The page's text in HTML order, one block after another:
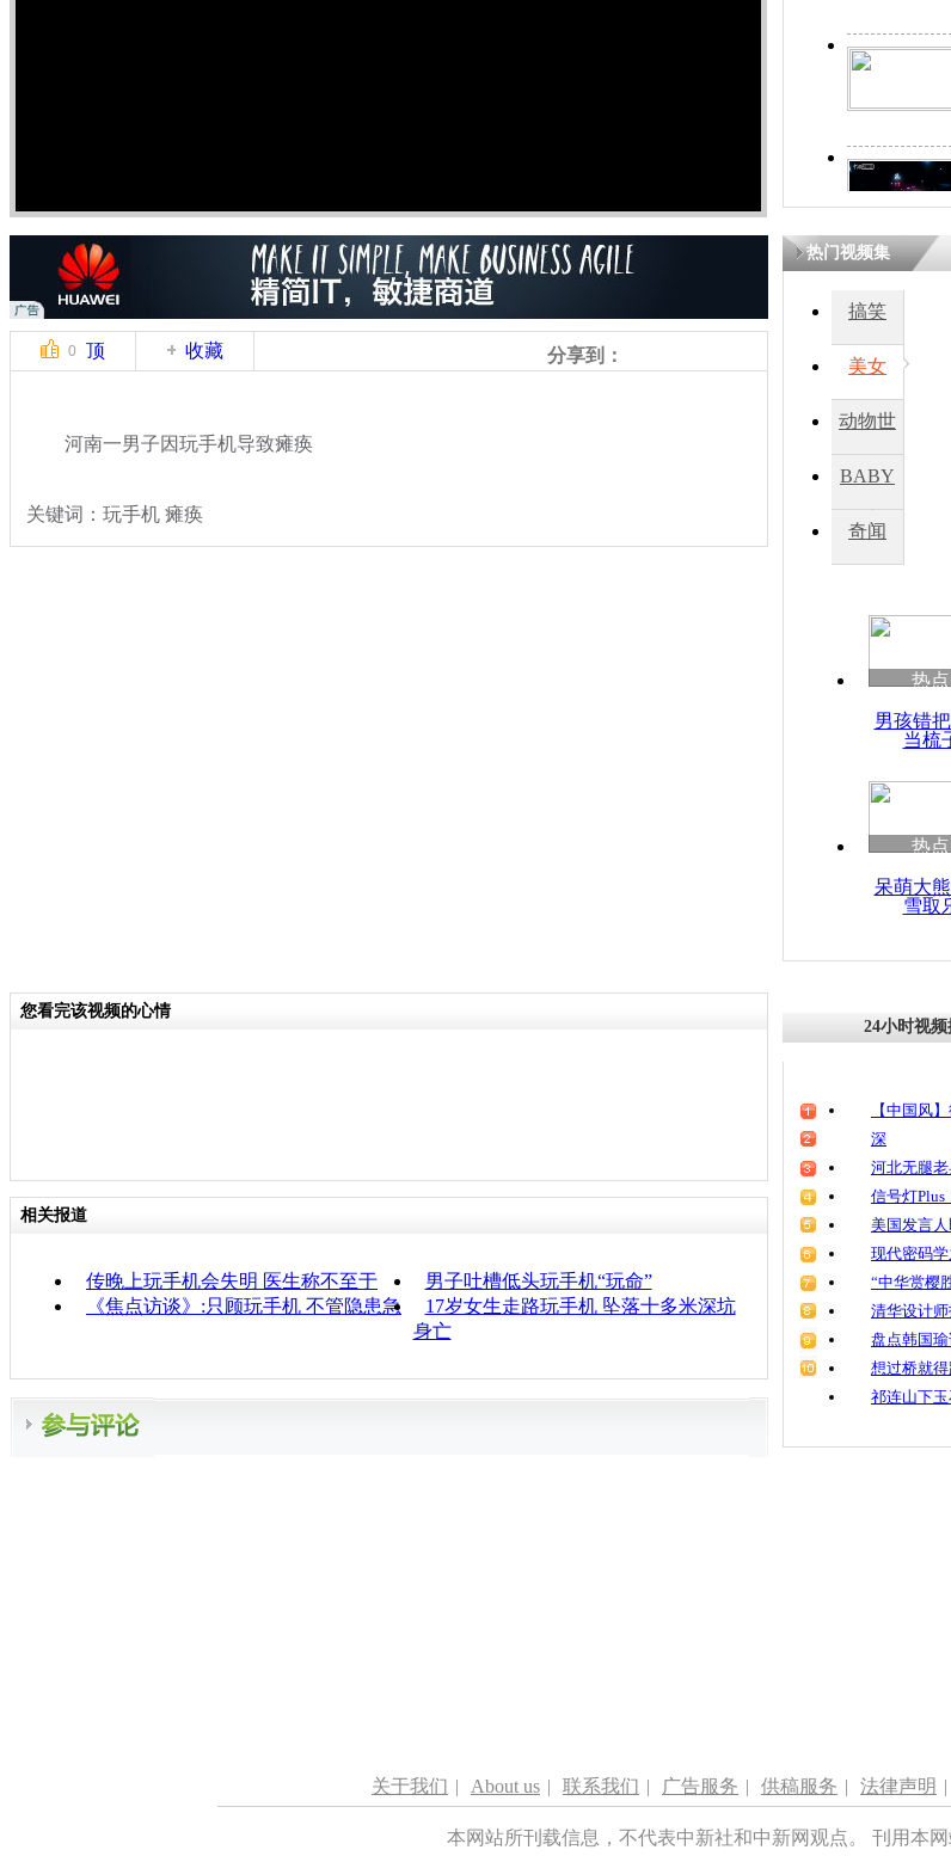
0 顶 收藏 分享到：
河南一男子因玩手机导致瘫痪
关键词：玩手机 瘫痪
热门视频集
搞笑
美女
动物世
BABY
秀
奇闻
热
男孩错
当梳
热
呆萌大
雪取
您看完该视频的心情
相关报道
传晚上玩手机会失明 医生称不至于
男子吐槽低头玩手机“玩命”
《焦点访谈》:只顾玩手机 不管隐患急
17岁女生走路玩手机 坠落十多米深坑
身亡
24小时视
【中国风
深
河北无腿
信号灯Plus
美国发言
现代密码
“中华赏樱
清华设计
盘点韩国
想过桥就
祁连山下
关于我们 | About us | 联系我们 | 广告服务 | 供稿服务 | 法律声明 |
本网站所刊载信息，不代表中新社和中新网观点。 刊用本网